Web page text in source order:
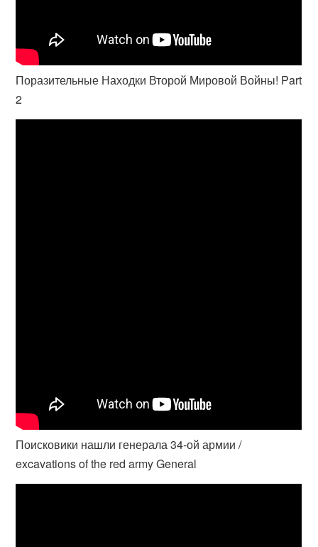
Поразительные Находки Второй Мировой Войны! Part
2
Поисковики нашли генерала 34-ой армии /
excavations of the red army General